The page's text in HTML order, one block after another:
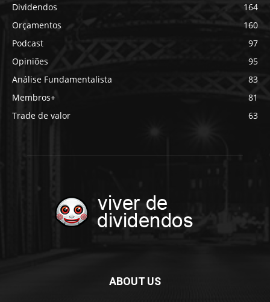
Dividendos
164
Orçamentos
160
Podcast
97
Opiniões
95
Análise Fundamentalista
83
Membros+
81
Trade de valor
63
ABOUT US